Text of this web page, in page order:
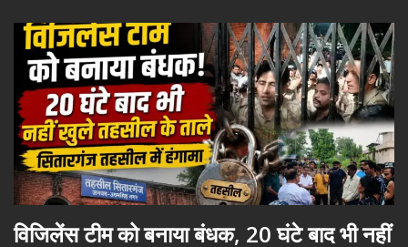
विजिलेंस टीम को बनाया बंधक, 20 घंटे बाद भी नहीं